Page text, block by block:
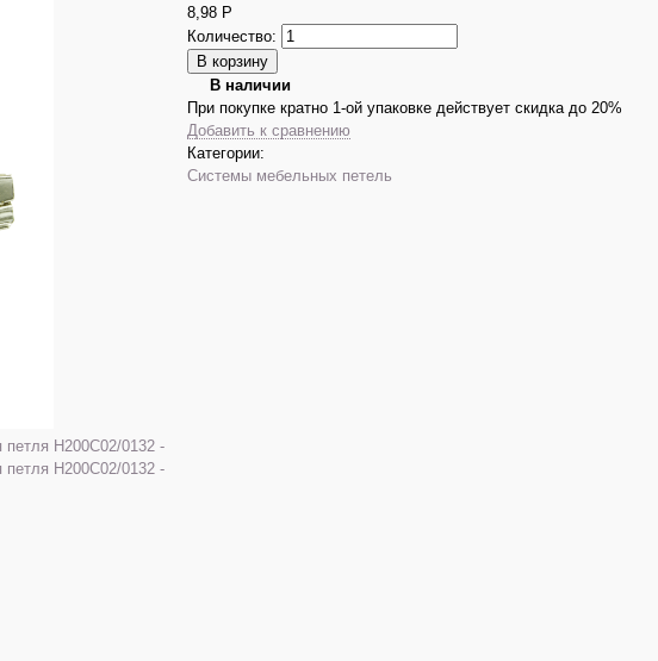
8,98 Р
Количество:
В наличии
При покупке кратно 1-ой упаковке действует скидка до 20%
Добавить к сравнению
Категории:
Системы мебельных петель